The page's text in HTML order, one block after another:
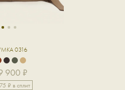
1 2 3
0316
900 ₽
₽ в сплит